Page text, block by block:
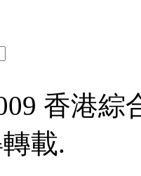
香港綜
載.